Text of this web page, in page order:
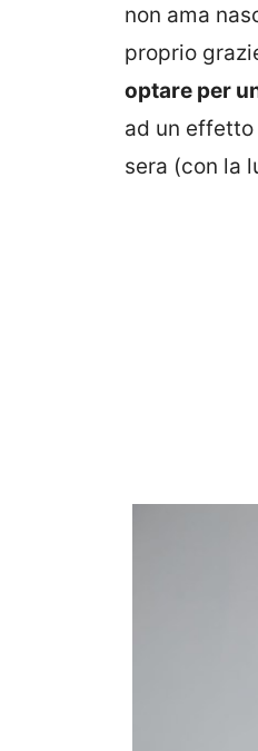
non ama
proprio
optare per
ad un
sera (con la